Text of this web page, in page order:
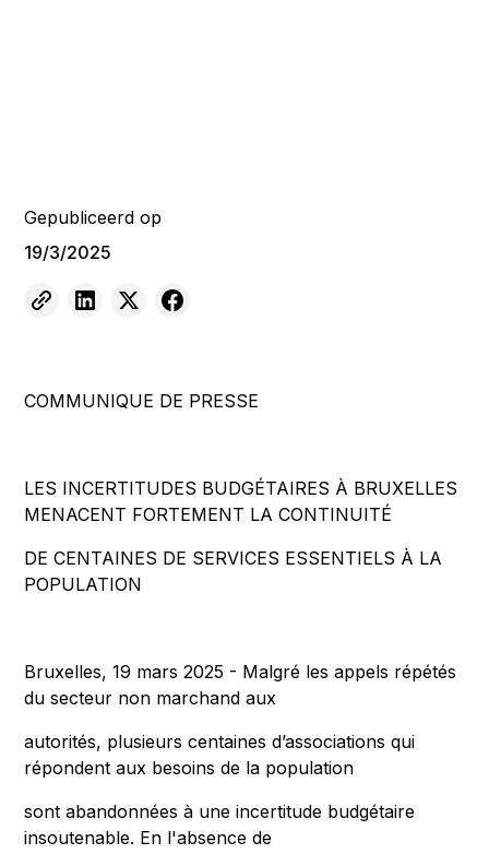
Gepubliceerd op
19/3/2025
COMMUNIQUE DE PRESSE
LES INCERTITUDES BUDGÉTAIRES À BRUXELLES
MENACENT FORTEMENT LA CONTINUITÉ
DE CENTAINES DE SERVICES ESSENTIELS À LA
POPULATION
Bruxelles, 19 mars 2025 - Malgré les appels répétés
du secteur non marchand aux
autorités, plusieurs centaines d’associations qui
répondent aux besoins de la population
sont abandonnées à une incertitude budgétaire
insoutenable. En l'absence de